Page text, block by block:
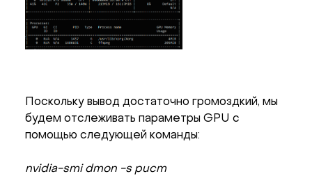
Поскольку вывод достаточно громоздкий, мы
будем отслеживать параметры GPU с
помощью следующей команды:
nvidia-smi dmon -s pucm